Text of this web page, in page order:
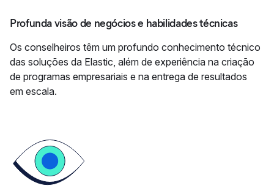
Profunda visão de negócios e habilidades técnicas
Os conselheiros têm um profundo conhecimento técnico
das soluções da Elastic, além de experiência na criação
de programas empresariais e na entrega de resultados
em escala.